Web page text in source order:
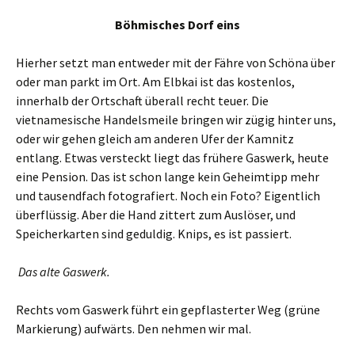
Böhmisches Dorf eins
Hierher setzt man entweder mit der Fähre von Schöna über
oder man parkt im Ort. Am Elbkai ist das kostenlos,
innerhalb der Ortschaft überall recht teuer. Die
vietnamesische Handelsmeile bringen wir zügig hinter uns,
oder wir gehen gleich am anderen Ufer der Kamnitz
entlang. Etwas versteckt liegt das frühere Gaswerk, heute
eine Pension. Das ist schon lange kein Geheimtipp mehr
und tausendfach fotografiert. Noch ein Foto? Eigentlich
überflüssig. Aber die Hand zittert zum Auslöser, und
Speicherkarten sind geduldig. Knips, es ist passiert.
Das alte Gaswerk.
Rechts vom Gaswerk führt ein gepflasterter Weg (grüne
Markierung) aufwärts. Den nehmen wir mal.